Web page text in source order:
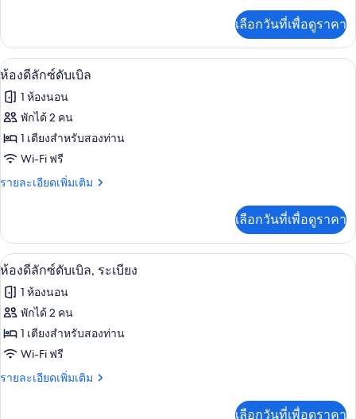
ใหญ่
เตียง,
ระเบียง
เกี่ยว
กับ
ห้อง
ก,
เตียง
เตียง,
เลือกวันที่เพื่อดูราคา
เปิด
ภาพถ่าย
ทั้งหมด
ของ
ห้อง
ดี
ซ์
ดับเบิล
ห้องดีลักซ์ดับเบิล | มินิบาร์, โต๊ะทำงาน
2
ห้องดีลักซ์ดับเบิล
1 ห้องนอน
พักได้ 2 คน
1 เตียงสำหรับสองท่าน
Wi-Fi ฟรี
รายละเอียดเพิ่มเติม
ราย
เกี่ยว
กับ
ห้อง
ลัก
ซ์
เลือกวันที่เพื่อดูราคา
เปิด
ภาพถ่าย
ทั้งหมด
ของ
ห้อง
ดี
ห้องดีลักซ์ดับเบิล, ระเบียง | มินิบาร์, โ
2
ห้องดีลักซ์ดับเบิล, ระเบียง
1 ห้องนอน
พักได้ 2 คน
1 เตียงสำหรับสองท่าน
Wi-Fi ฟรี
รายละเอียดเพิ่มเติม
ราย
เลือกวันที่เพื่อดูราคา